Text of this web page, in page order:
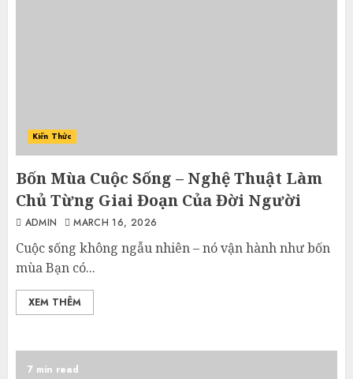
Kiến Thức
Bốn Mùa Cuộc Sống – Nghệ Thuật Làm
Chủ Từng Giai Đoạn Của Đời Người
ADMIN MARCH 16, 2026
Cuộc sống không ngẫu nhiên – nó vận hành như bốn
mùa Bạn có...
XEM THÊM
7 min read